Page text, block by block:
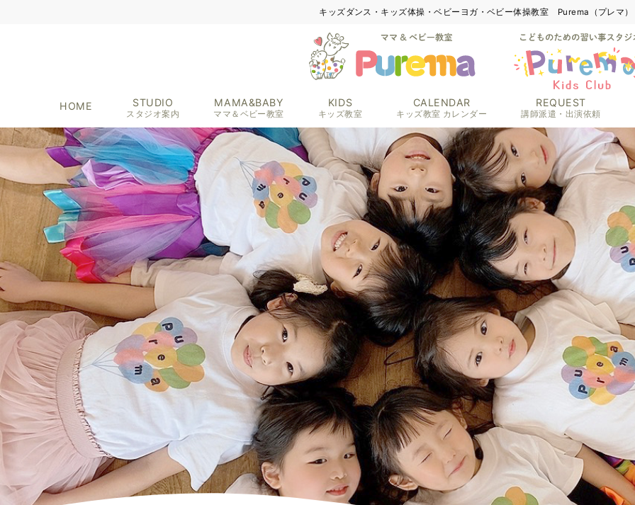
キッズダンス・キッズ体操・ベビーヨガ・ベビー体操教室 Purema（プレマ）
HOME STUDIO
スタジオ案内
MAMA&BABY
ママ＆ベビー教室
KIDS
キッズ教室
CALENDAR
キッズ教室 カレンダー
REQUEST
講師派遣・出演依頼